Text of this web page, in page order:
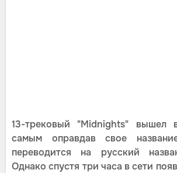
13-трековый "Midnights" вышел
самым оправдав свое
переводится на русский
Однако спустя три часа в сети